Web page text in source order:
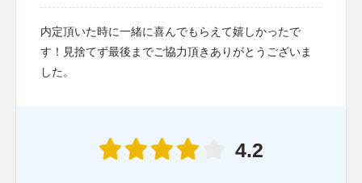
内定頂いた時に一緒に喜んでもらえて嬉しかったで
す！見捨てず最後までご協力頂きありがとうございま
した。
4.2